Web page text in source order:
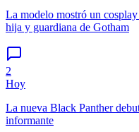
La modelo mostró un
hija y guardiana de Gotham
2
Hoy
La nueva Black Panther
informante